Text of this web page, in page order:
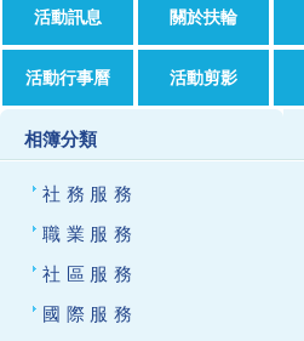
活動訊息 關於扶輪
活動行事曆 活動剪影
相簿分類
社務服務
職業服務
社區服務
國際服務